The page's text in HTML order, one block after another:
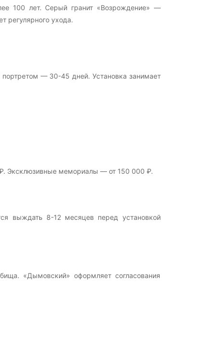
100 лет. Серый гранит «Возрождение» —
регулярного ухода.
— 30-45 дней. Установка занимает
Эксклюзивные мемориалы — от 150 000 ₽.
выждать 8-12 месяцев перед установкой
«Дымовский» оформляет согласования